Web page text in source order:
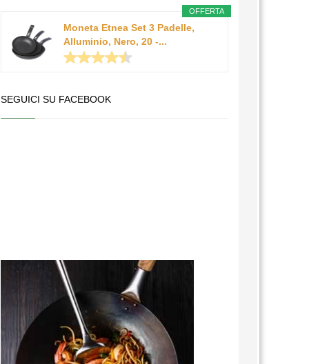
OFFERTA
Moneta Etnea Set 3 Padelle,
Alluminio, Nero, 20 -...
SEGUICI SU FACEBOOK